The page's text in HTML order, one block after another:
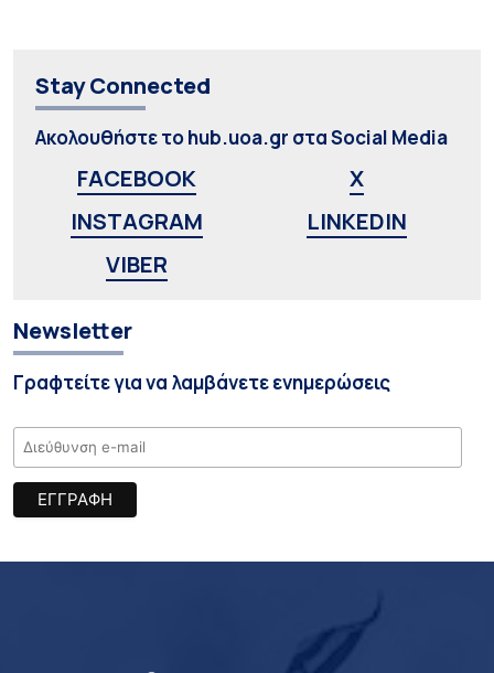
Stay Connected
Ακολουθήστε το hub.uoa.gr στα Social Media
FACEBOOK
X
INSTAGRAM
LINKEDIN
VIBER
Newsletter
Γραφτείτε για να λαμβάνετε ενημερώσεις